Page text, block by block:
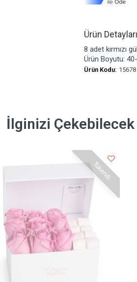
Ürün Detayları
8 adet kırmızı
Ürün Boyutu:
Ürün Kodu: 15678
İlginizi Çekebilecek
Tükendi